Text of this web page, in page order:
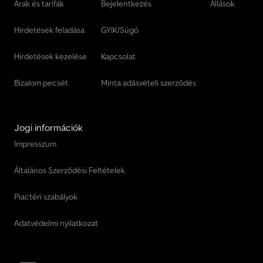
Árak és tarifák
Hirdetések feladása
Hirdetések kezelése
Bizalom pecsét
Bejelentkezés
GYIK/Súgó
Kapcsolat
Minta adásvételi szerződés
Állások
Jogi információk
Impresszum
Általános Szerződési Feltételek
Piactéri szabályok
Adatvédelmi nyilatkozat